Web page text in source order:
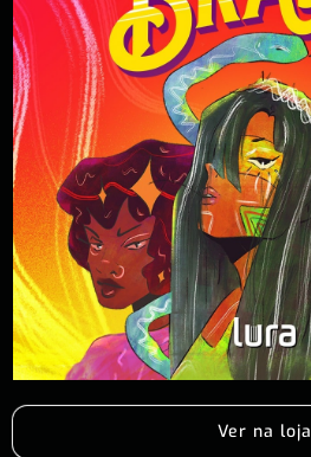
Ver na loja